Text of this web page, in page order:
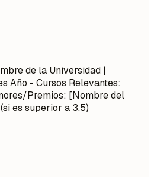
de la Universidad |
Año - Cursos Relevantes:
Premios: [Nombre del
es superior a 3.5)